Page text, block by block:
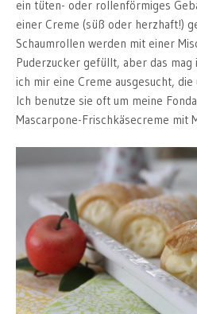
ein tüten- oder rollenförmiges
einer Creme (süß oder herzhaft!)
Schaumrollen werden mit einer
Puderzucker gefüllt, aber das mag
ich mir eine Creme ausgesucht,
Ich benutze sie oft um meine
Mascarpone-Frischkäsecreme mit